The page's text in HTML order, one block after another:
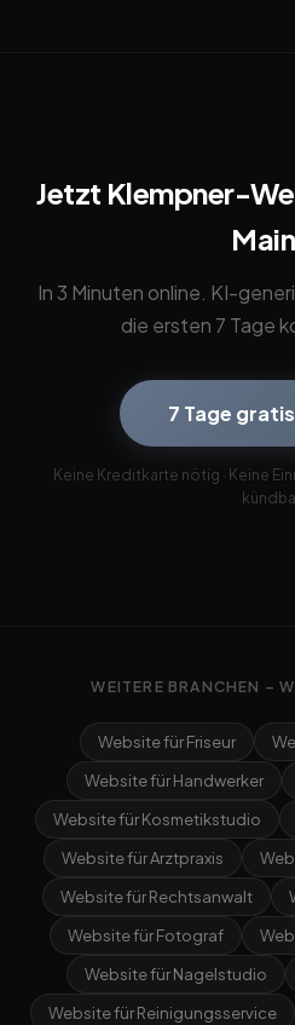
Jetzt Klempner-
In 3 Minuten online. KI-
die ersten 7 Tage
7 Tage
Keine Kreditkarte nötig · Keine
WEITERE BRANCHEN –
Website für Friseur
Website für Handwerker
Website für Kosmetikstudio
Website für Arztpraxis
Website für Rechtsanwalt
Website für Fotograf
Website für Nagelstudio
Website für Reinigungsservice